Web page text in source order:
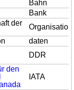
Bahn
Bank
der
Organisation
daten
DDR
den
IATA